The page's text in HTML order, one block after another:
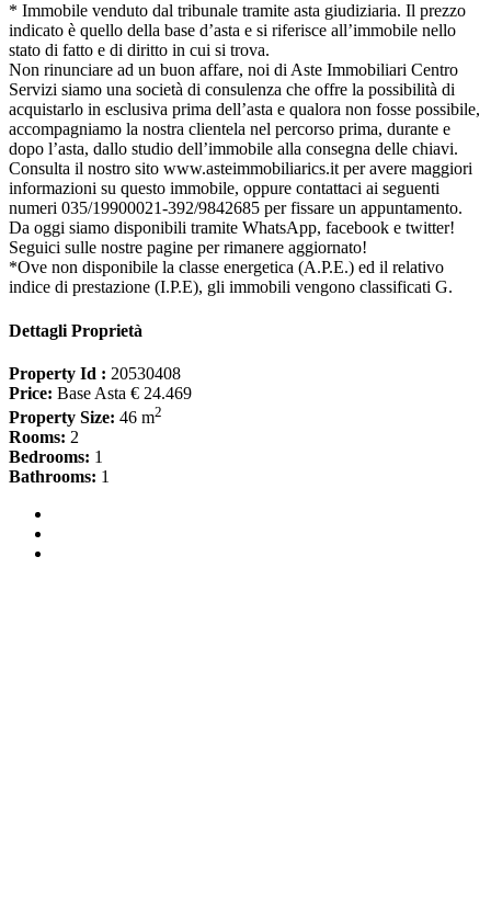
* Immobile venduto dal tribunale tramite asta giudiziaria. Il prezzo
indicato è quello della base d’asta e si riferisce all’immobile nello
stato di fatto e di diritto in cui si trova.
Non rinunciare ad un buon affare, noi di Aste Immobiliari Centro
Servizi siamo una società di consulenza che offre la possibilità di
acquistarlo in esclusiva prima dell’asta e qualora non fosse possibile,
accompagniamo la nostra clientela nel percorso prima, durante e
dopo l’asta, dallo studio dell’immobile alla consegna delle chiavi.
Consulta il nostro sito www.asteimmobiliarics.it per avere maggiori
informazioni su questo immobile, oppure contattaci ai seguenti
numeri 035/19900021-392/9842685 per fissare un appuntamento.
Da oggi siamo disponibili tramite WhatsApp, facebook e twitter!
Seguici sulle nostre pagine per rimanere aggiornato!
*Ove non disponibile la classe energetica (A.P.E.) ed il relativo
indice di prestazione (I.P.E), gli immobili vengono classificati G.
Dettagli Proprietà
Property Id : 20530408
Price: Base Asta € 24.469
Property Size: 46 m2
Rooms: 2
Bedrooms: 1
Bathrooms: 1